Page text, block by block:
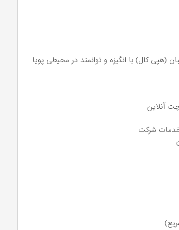
(هپی کال) با انگیزه و توانمند در محیطی پویا
آنلاین
شرکت